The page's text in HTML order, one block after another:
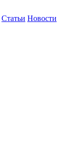
Статьи Новости